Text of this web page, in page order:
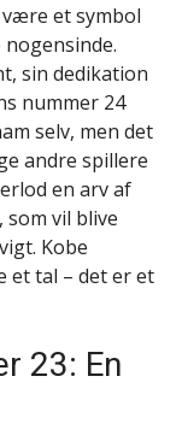
et symbol
sin dedikation
nummer 24
selv, men det
andre spillere
en arv af
vil blive
Kobe
et tal – det er et
23: En